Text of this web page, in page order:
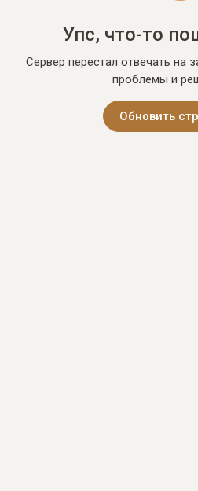
Упс, что-то
Сервер перестал отвечать на
проблемы и
Обновить